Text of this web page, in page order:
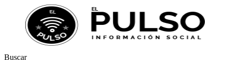
contenido
Buscar